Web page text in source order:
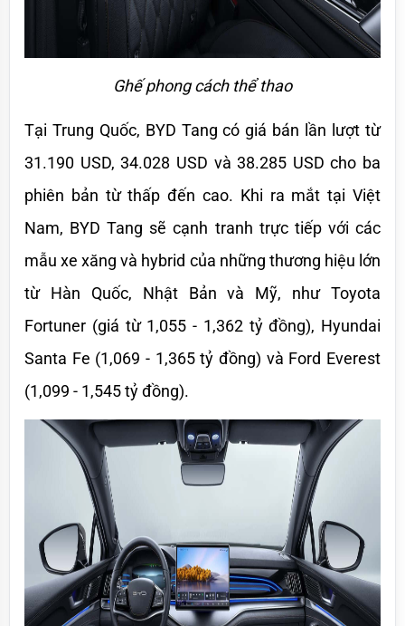
Ghế phong cách thể thao
Tại Trung Quốc, BYD Tang có giá bán lần lượt từ
31.190 USD, 34.028 USD và 38.285 USD cho ba
phiên bản từ thấp đến cao. Khi ra mắt tại Việt
Nam, BYD Tang sẽ cạnh tranh trực tiếp với các
mẫu xe xăng và hybrid của những thương hiệu lớn
từ Hàn Quốc, Nhật Bản và Mỹ, như Toyota
Fortuner (giá từ 1,055 - 1,362 tỷ đồng), Hyundai
Santa Fe (1,069 - 1,365 tỷ đồng) và Ford Everest
(1,099 - 1,545 tỷ đồng).